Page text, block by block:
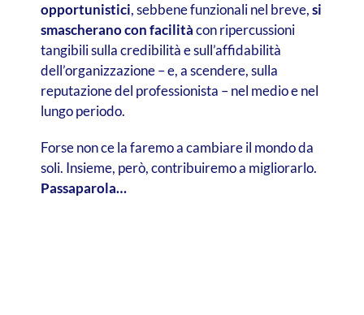
opportunistici, sebbene funzionali nel breve,si
smascherano con facilitàcon ripercussioni
tangibili sulla credibilità e sull’affidabilità
dell’organizzazione – e, a scendere, sulla
reputazione del professionista – nel medio e nel
lungo periodo.
Forse non ce la faremo a cambiare il mondo da
soli. Insieme, però, contribuiremo a migliorarlo.
Passaparola…